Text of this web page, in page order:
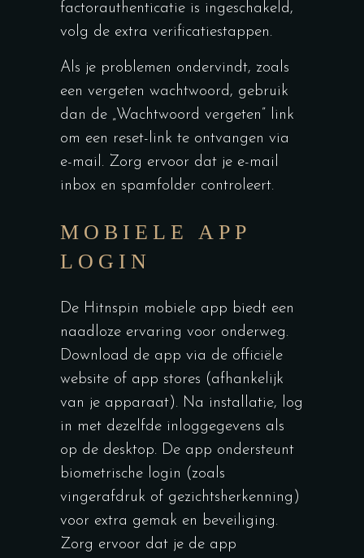
factorauthenticatie is ingeschakeld,
volg de extra verificatiestappen.
Als je problemen ondervindt, zoals
een vergeten wachtwoord, gebruik
dan de „Wachtwoord vergeten” link
om een reset-link te ontvangen via
e-mail. Zorg ervoor dat je e-mail
inbox en spamfolder controleert.
MOBIELE APP
LOGIN
De Hitnspin mobiele app biedt een
naadloze ervaring voor onderweg.
Download de app via de officiële
website of app stores (afhankelijk
van je apparaat). Na installatie, log
in met dezelfde inloggegevens als
op de desktop. De app ondersteunt
biometrische login (zoals
vingerafdruk of gezichtsherkenning)
voor extra gemak en beveiliging.
Zorg ervoor dat je de app